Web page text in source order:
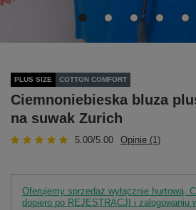
PLUS SIZE COTTON COMFORT
Ciemnoniebieska bluza
na suwak Zurich
5.00/5.00 Opinie (1)
Oferujemy sprzedaż wyłącznie hurtową.
dopiero po REJESTRACJI i zalogowaniu